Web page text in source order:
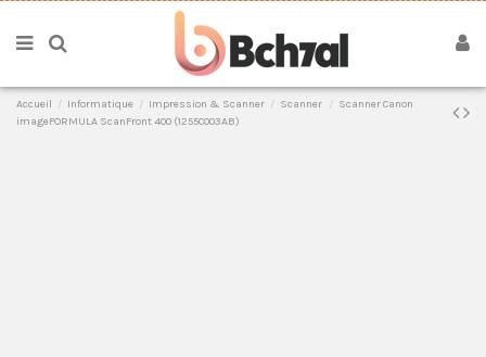
Accueil Informatique Impression & Scanner Scanner
Scanner Canon
imageFORMULA ScanFront 400 (1255C003AB)